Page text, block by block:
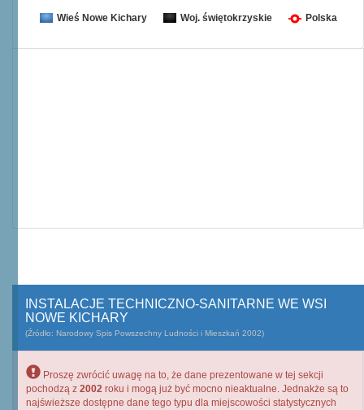
Wieś Nowe Kichary Woj. świętokrzyskie Polska
INSTALACJE TECHNICZNO-SANITARNE WE WSI
NOWE KICHARY
(Źródło: Narodowy Spis Powszechny Ludności i Mieszkań 2002)
Proszę zwrócić uwagę na to, że dane prezentowane w tej sekcji
pochodzą z 2002 roku i mogą już być mocno nieaktualne. Jednakże są to
najświeższe dostępne dane tego typu dla miejscowości statystycznych